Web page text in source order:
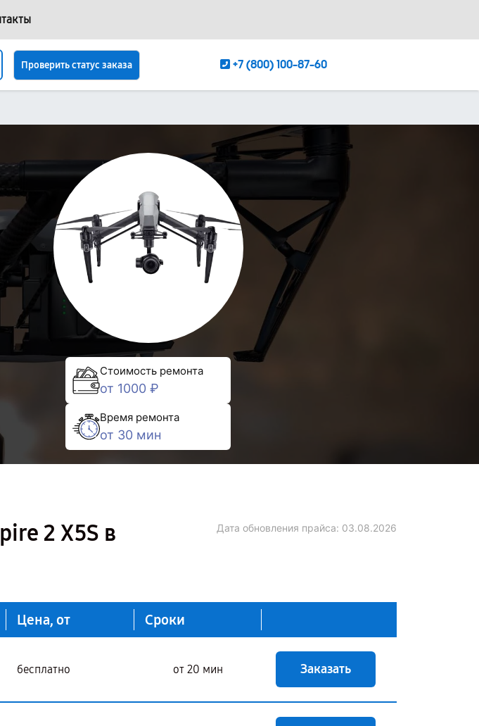
Проверить статус заказа +7 (800) 100-87-60
Стоимость ремонта
от 1000 ₽
Время ремонта
от 30 мин
2 X5S в
Дата обновления прайса: 03.08.2026
Цена, от Сроки
бесплатно от 20 мин Заказать